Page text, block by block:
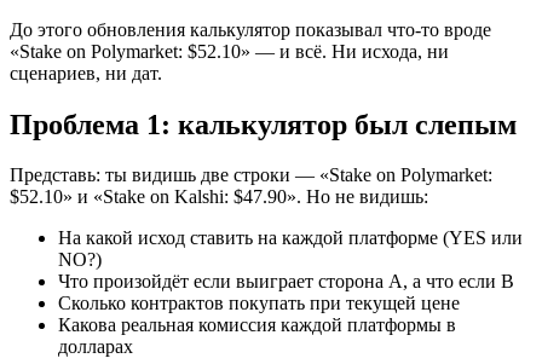
До этого обновления калькулятор показывал что-то вроде
«Stake on Polymarket: $52.10» — и всё. Ни исхода, ни
сценариев, ни дат.
Проблема 1: калькулятор был слепым
Представь: ты видишь две строки — «Stake on Polymarket:
$52.10» и «Stake on Kalshi: $47.90». Но не видишь:
На какой исход ставить на каждой платформе (YES или
NO?)
Что произойдёт если выиграет сторона A, а что если B
Сколько контрактов покупать при текущей цене
Какова реальная комиссия каждой платформы в
долларах